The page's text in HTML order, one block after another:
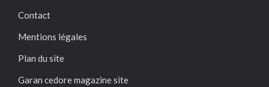
Contact
Mentions légales
Plan du site
Garan cedore magazine site